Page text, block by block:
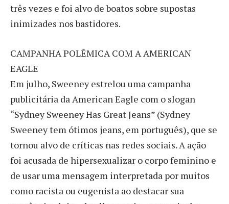
três vezes e foi alvo de boatos sobre supostas
inimizades nos bastidores.
CAMPANHA POLÊMICA COM A AMERICAN
EAGLE
Em julho, Sweeney estrelou uma campanha
publicitária da American Eagle com o slogan
“Sydney Sweeney Has Great Jeans” (Sydney
Sweeney tem ótimos jeans, em português), que se
tornou alvo de críticas nas redes sociais. A ação
foi acusada de hipersexualizar o corpo feminino e
de usar uma mensagem interpretada por muitos
como racista ou eugenista ao destacar sua